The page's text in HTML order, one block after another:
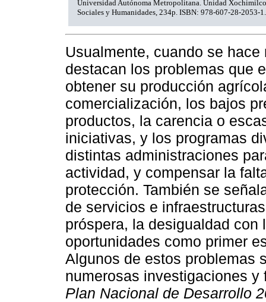
Universidad Autónoma Metropolitana. Unidad
Sociales y Humanidades, 234p. ISBN: 978-607-28-2053-1.
Usualmente, cuando se
destacan los problemas que
obtener su producción
comercialización, los bajos
productos, la carencia o
iniciativas, y los programas
distintas administraciones
actividad, y compensar la
protección. También se
de servicios e
próspera, la desigualdad
oportunidades como primer
Algunos de estos problemas
numerosas investigaciones
Plan Nacional de Desarrollo